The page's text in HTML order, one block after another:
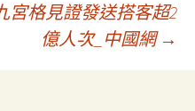
宮格見證發送搭客超2
億人次_中國網 →